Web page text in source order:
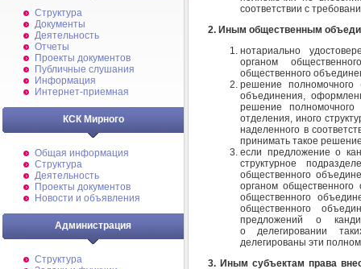
Структура
Документы
Деятельность
Отчеты
Проекты документов
Публичные слушания
Информация
Интернет-приемная
КСК Мирного
Общая информация
Структура
Деятельность
Проекты документов
Новости и объявления
Администрация
Структура
соответствии с
2. Иным общественным
нотариально
органом
общественного
решение полномочного
объединения,
решение полномочного
отделения, иного
наделенного в
принимать такое
если предложение о
структурное
общественного
органом
общественного
общественного
предложений о
о делегировании
делегированы эти
3. Иным субъектам права